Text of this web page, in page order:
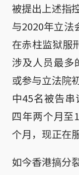
被提出上述指
与2020年立
在赤柱监狱
涉及人员最多
或参与立法院
中45名被告
四年两个月至
个月，现正在
如今香港搞分